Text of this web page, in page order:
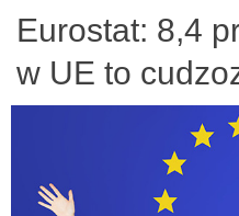
Eurostat: 8,4
w UE to